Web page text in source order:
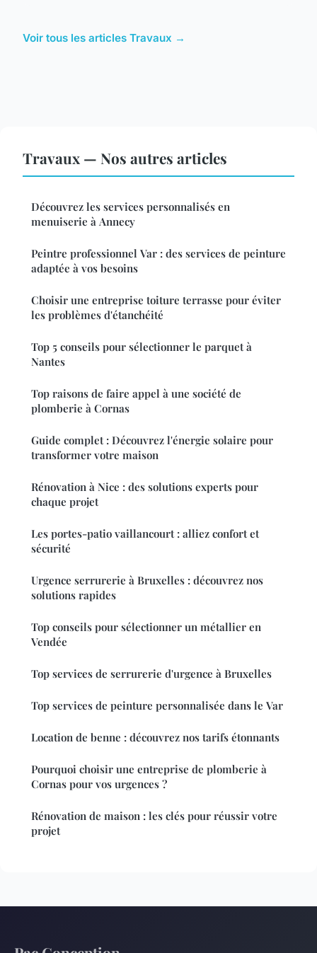
Voir tous les articles Travaux →
Travaux — Nos autres articles
Découvrez les services personnalisés en
menuiserie à Annecy
Peintre professionnel Var : des services de peinture
adaptée à vos besoins
Choisir une entreprise toiture terrasse pour éviter
les problèmes d'étanchéité
Top 5 conseils pour sélectionner le parquet à
Nantes
Top raisons de faire appel à une société de
plomberie à Cornas
Guide complet : Découvrez l'énergie solaire pour
transformer votre maison
Rénovation à Nice : des solutions experts pour
chaque projet
Les portes-patio vaillancourt : alliez confort et
sécurité
Urgence serrurerie à Bruxelles : découvrez nos
solutions rapides
Top conseils pour sélectionner un métallier en
Vendée
Top services de serrurerie d'urgence à Bruxelles
Top services de peinture personnalisée dans le Var
Location de benne : découvrez nos tarifs étonnants
Pourquoi choisir une entreprise de plomberie à
Cornas pour vos urgences ?
Rénovation de maison : les clés pour réussir votre
projet